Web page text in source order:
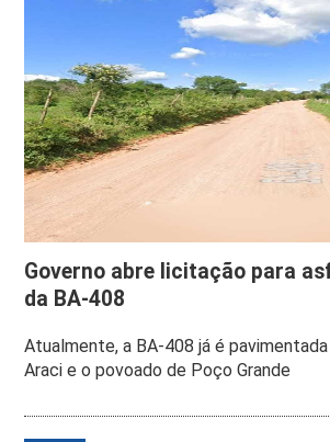
Governo abre licitação para
da BA-408
Atualmente, a BA-408 já é
Araci e o povoado de Poço Grande